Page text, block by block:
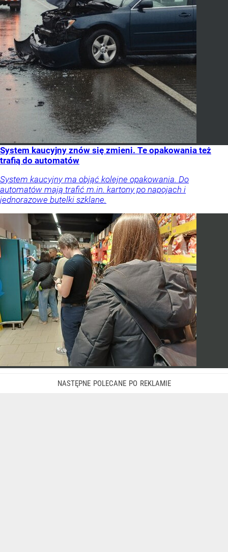
System kaucyjny znów się zmieni. Te opakowania też
trafią do automatów
System kaucyjny ma objąć kolejne opakowania. Do
automatów mają trafić m.in. kartony po napojach i
jednorazowe butelki szklane.